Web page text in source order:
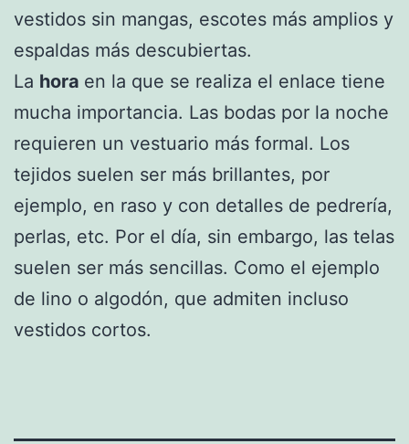
vestidos sin mangas, escotes más amplios y
espaldas más descubiertas.
La hora en la que se realiza el enlace tiene
mucha importancia. Las bodas por la noche
requieren un vestuario más formal. Los
tejidos suelen ser más brillantes, por
ejemplo, en raso y con detalles de pedrería,
perlas, etc. Por el día, sin embargo, las telas
suelen ser más sencillas. Como el ejemplo
de lino o algodón, que admiten incluso
vestidos cortos.